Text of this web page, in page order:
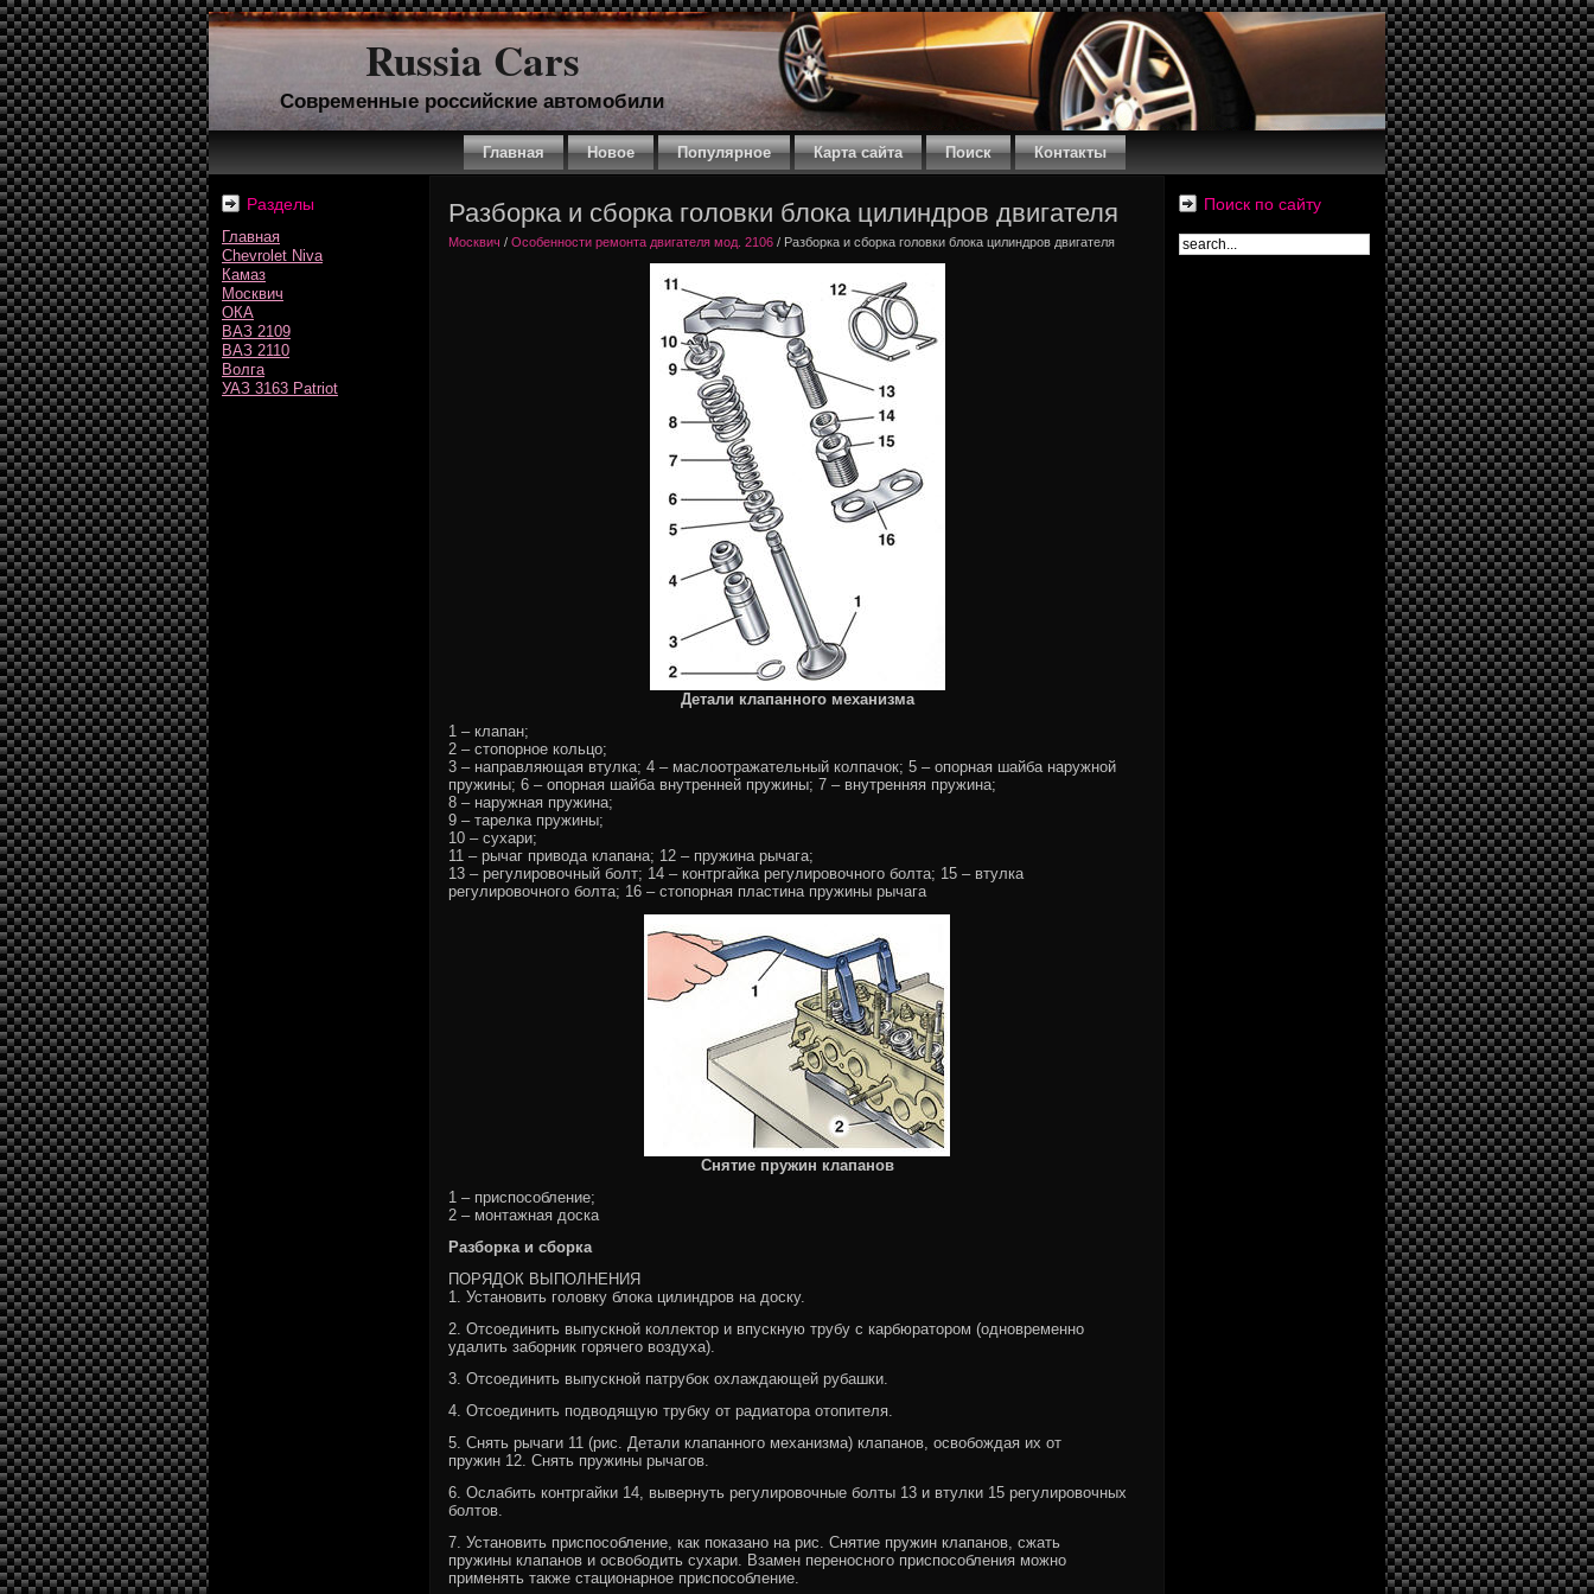
Russia Cars
Современные российские автомобили
Главная Новое Популярное Карта сайта Поиск Контакты
Разделы
Главная
Chevrolet Niva
Камаз
Москвич
ОКА
ВАЗ 2109
ВАЗ 2110
Волга
УАЗ 3163 Patriot
Разборка и сборка головки блока цилиндров двигателя
Москвич / Особенности ремонта двигателя мод. 2106 / Разборка и сборка головки блока цилиндров двигателя
Детали клапанного механизма
1 – клапан;
2 – стопорное кольцо;
3 – направляющая втулка; 4 – маслоотражательный колпачок; 5 – опорная шайба наружной
пружины; 6 – опорная шайба внутренней пружины; 7 – внутренняя пружина;
8 – наружная пружина;
9 – тарелка пружины;
10 – сухари;
11 – рычаг привода клапана; 12 – пружина рычага;
13 – регулировочный болт; 14 – контргайка регулировочного болта; 15 – втулка
регулировочного болта; 16 – стопорная пластина пружины рычага
Снятие пружин клапанов
1 – приспособление;
2 – монтажная доска
Разборка и сборка
ПОРЯДОК ВЫПОЛНЕНИЯ
1. Установить головку блока цилиндров на доску.
2. Отсоединить выпускной коллектор и впускную трубу с карбюратором (одновременно
удалить заборник горячего воздуха).
3. Отсоединить выпускной патрубок охлаждающей рубашки.
4. Отсоединить подводящую трубку от радиатора отопителя.
5. Снять рычаги 11 (рис. Детали клапанного механизма) клапанов, освобождая их от
пружин 12. Снять пружины рычагов.
6. Ослабить контргайки 14, вывернуть регулировочные болты 13 и втулки 15 регулировочных
болтов.
7. Установить приспособление, как показано на рис. Снятие пружин клапанов, сжать
пружины клапанов и освободить сухари. Взамен переносного приспособления можно
применять также стационарное приспособление.
Поиск по сайту